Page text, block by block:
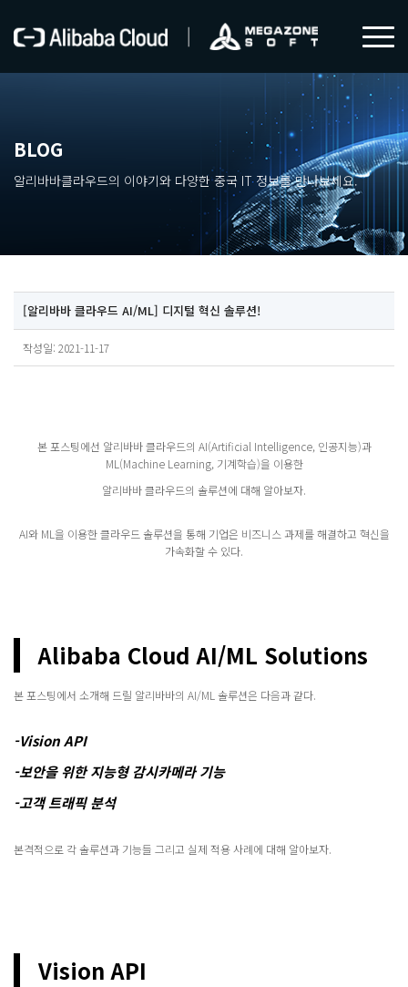
BLOG
알리바바클라우드의 이야기와 다양한 중국 IT 정보를 만나보세요.
[알리바바 클라우드 AI/ML] 디지털 혁신 솔루션!
작성일: 2021-11-17
본 포스팅에선 알리바바 클라우드의 AI(Artificial Intelligence, 인공지능)과
ML(Machine Learning, 기계학습)을 이용한
알리바바 클라우드의 솔루션에 대해 알아보자.
AI와 ML을 이용한 클라우드 솔루션을 통해 기업은 비즈니스 과제를 해결하고 혁신을
가속화할 수 있다.
Alibaba Cloud AI/ML Solutions
본 포스팅에서 소개해 드릴 알리바바의 AI/ML 솔루션은 다음과 같다.
-Vision API
-보안을 위한 지능형 감시카메라 기능
-고객 트래픽 분석
본격적으로 각 솔루션과 기능들 그리고 실제 적용 사례에 대해 알아보자.
Vision API